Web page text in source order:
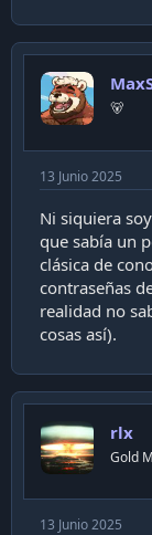
c
t
o
n
s
🐻
13 Junio 2025
Ni siquiera
que sabía un
clásica de
contraseñas
realidad no
cosas así).
rlx
Gold
13 Junio 2025